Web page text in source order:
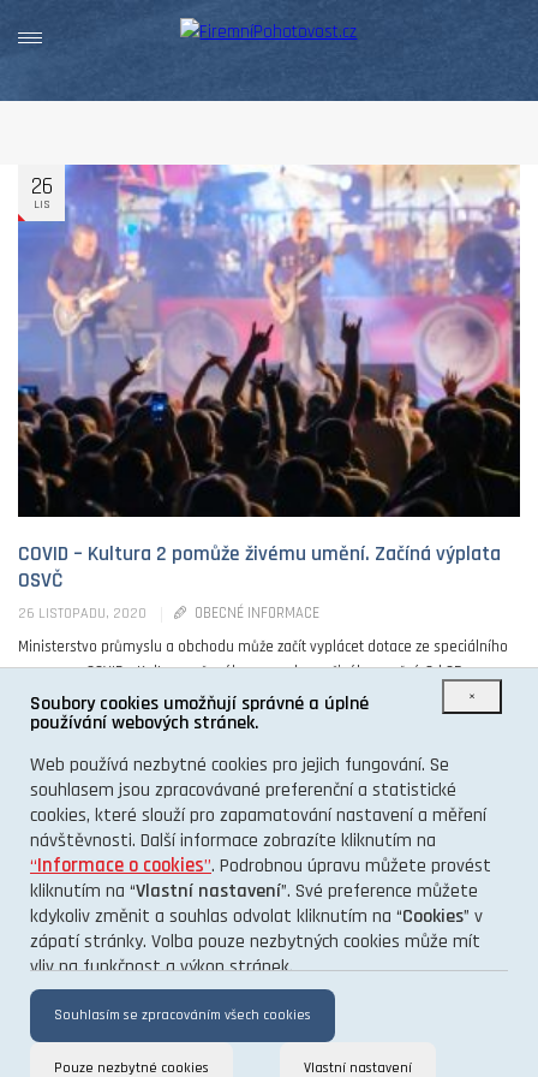
26
LIS
COVID – Kultura 2 pomůže živému umění. Začíná výplata
OSVČ
26 LISTOPADU, 2020
OBECNÉ INFORMACE
Ministerstvo průmyslu a obchodu může začít vyplácet dotace ze speciálního
programu COVID – Kultura určeného na podporu živého umění. Od 25.
listopadu odcházejí peníze na ...
0
O PROJEKTU
KONTAKT
×
Soubory cookies umožňují správné a úplné
používání webových stránek.
Web používá nezbytné cookies pro jejich fungování. Se
souhlasem jsou zpracovávané preferenční a statistické
cookies, které slouží pro zapamatování nastavení a měření
návštěvnosti. Další informace zobrazíte kliknutím na
“Informace o cookies”. Podrobnou úpravu můžete provést
kliknutím na “Vlastní nastavení”. Své preference můžete
kdykoliv změnit a souhlas odvolat kliknutím na “Cookies” v
zápatí stránky. Volba pouze nezbytných cookies může mít
vliv na funkčnost a výkon stránek.
Souhlasím se zpracováním všech cookies
Pouze nezbytné cookies Vlastní nastavení